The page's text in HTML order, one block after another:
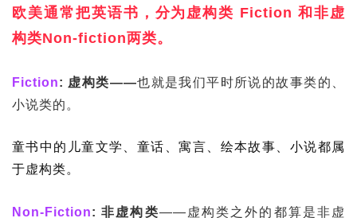
欧美通常把英语书，分为虚构类 Fiction 和非虚
构类Non-fiction两类。
Fiction: 虚构类——也就是我们平时所说的故事类的、
小说类的。
童书中的儿童文学、童话、寓言、绘本故事、小说都属
于虚构类。
Non-Fiction: 非虚构类——虚构类之外的都算是非虚